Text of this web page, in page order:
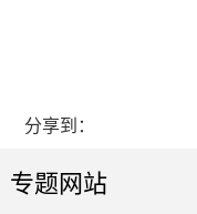
分享到：
专题网站